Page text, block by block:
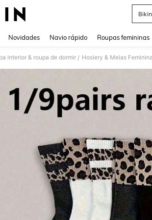
Novidades Navio rápido Roupas femininas
interior & roupa de dormir / Hosiery & Meias